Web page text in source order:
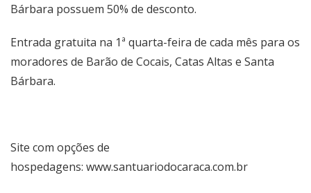
Bárbara possuem 50% de desconto.
Entrada gratuita na 1ª quarta-feira de cada mês para os
moradores de Barão de Cocais, Catas Altas e Santa
Bárbara.
Site com opções de
hospedagens: www.santuariodocaraca.com.br